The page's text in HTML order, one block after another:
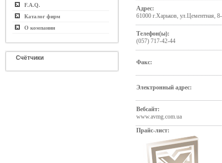
F.A.Q.
Каталог фирм
О компании
Счётчики
Адрес:
61000 г.Харьков, ул.Цементная,
Телефон(ы):
(057) 717-42-44
Факс:
Электронный адрес:
Вебсайт:
www.avmg.com.ua
Прайс-лист: